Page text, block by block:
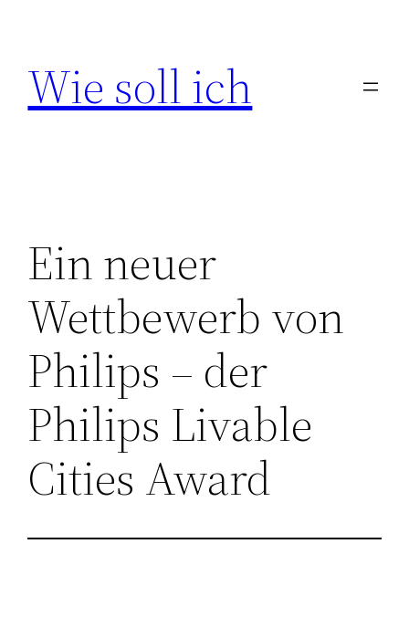
springen
Wie soll ich
Ein neuer
Wettbewerb von
Philips – der
Philips Livable
Cities Award